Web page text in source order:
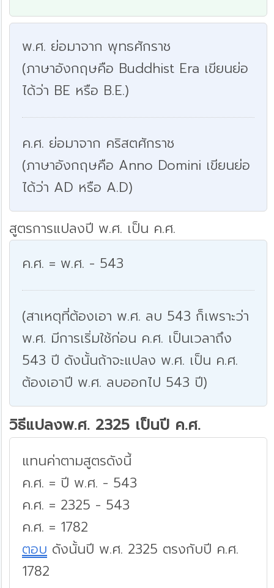
พ.ศ. ย่อมาจาก พุทธศักราช
(ภาษาอังกฤษคือ Buddhist Era เขียนย่อ
ได้ว่า BE หรือ B.E.)
ค.ศ. ย่อมาจาก คริสตศักราช
(ภาษาอังกฤษคือ Anno Domini เขียนย่อ
ได้ว่า AD หรือ A.D)
สูตรการแปลงปี พ.ศ. เป็น ค.ศ.
ค.ศ. = พ.ศ. - 543
(สาเหตุที่ต้องเอา พ.ศ. ลบ 543 ก็เพราะว่า
พ.ศ. มีการเริ่มใช้ก่อน ค.ศ. เป็นเวลาถึง
543 ปี ดังนั้นถ้าจะแปลง พ.ศ. เป็น ค.ศ.
ต้องเอาปี พ.ศ. ลบออกไป 543 ปี)
วิธีแปลงพ.ศ. 2325 เป็นปี ค.ศ.
แทนค่าตามสูตรดังนี้
ค.ศ. = ปี พ.ศ. - 543
ค.ศ. = 2325 - 543
ค.ศ. = 1782
ตอบ ดังนั้นปี พ.ศ. 2325 ตรงกับปี ค.ศ.
1782